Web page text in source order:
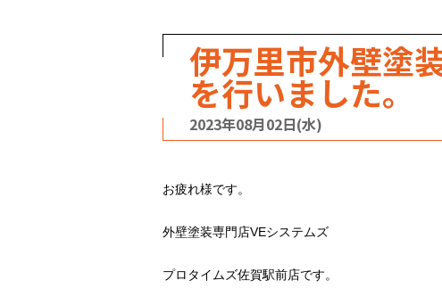
伊万里市外壁塗
を行いました。
2023年08月02日(水)
お疲れ様です。
外壁塗装専門店VEシステムズ
プロタイムズ佐賀駅前店です。